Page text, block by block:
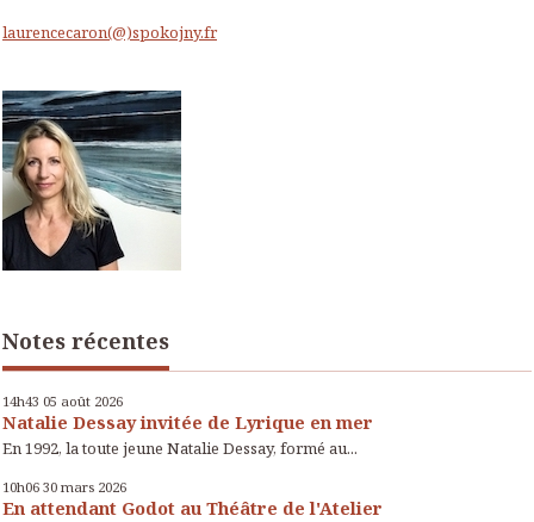
laurencecaron(@)spokojny.fr
Notes récentes
14h43 05 août 2026
Natalie Dessay invitée de Lyrique en mer
En 1992, la toute jeune Natalie Dessay, formé au...
10h06 30 mars 2026
En attendant Godot au Théâtre de l'Atelier